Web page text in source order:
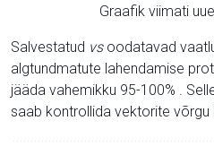
Graafik viimati
Salvestatud vsoodatavad
algtundmatute lahendamise
jääda vahemikku 95-100% .
saab kontrollida vektorite võrgu